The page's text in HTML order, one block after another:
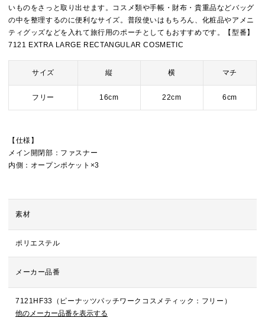
いものをさっと取り出せます。コスメ類や手帳・財布・貴重品などバッグ
の中を整理するのに便利なサイズ。普段使いはもちろん、化粧品やアメニ
ティグッズなどを入れて旅行用のポーチとしてもおすすめです。【型番】
7121 EXTRA LARGE RECTANGULAR COSMETIC
サイズ 縦 横 マチ
フリー 16cm 22cm 6cm
【仕様】
メイン開閉部：ファスナー
内側：オープンポケット×3
素材
ポリエステル
メーカー品番
7121HF33（ピーナッツパッチワークコスメティック：フリー）
他のメーカー品番を表示する